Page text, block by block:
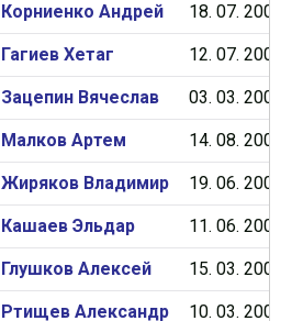
Корниенко Андрей 18. 07. 2006
Гагиев Хетаг 12. 07. 2006
Зацепин Вячеслав 03. 03. 2006
Малков Артем 14. 08. 2005
Жиряков Владимир 19. 06. 2005
Кашаев Эльдар 11. 06. 2005
Глушков Алексей 15. 03. 2005
Ртищев Александр 10. 03. 2005